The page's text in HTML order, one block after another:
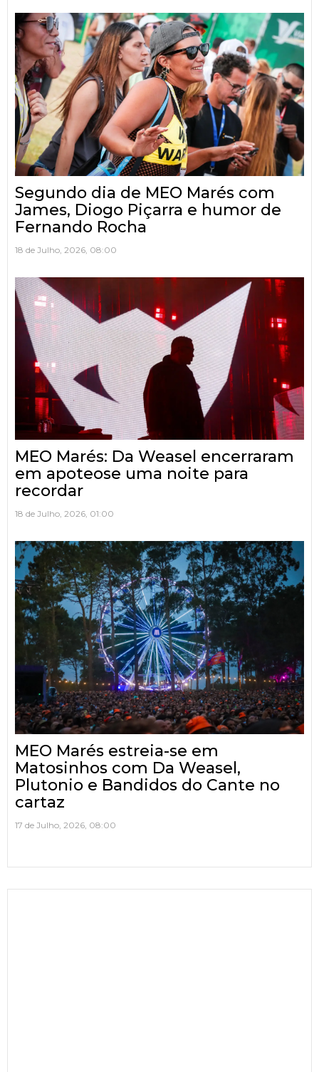
Segundo dia de MEO Marés com
James, Diogo Piçarra e humor de
Fernando Rocha
18 de Julho, 2026, 08:00
MEO Marés: Da Weasel encerraram
em apoteose uma noite para
recordar
18 de Julho, 2026, 01:00
MEO Marés estreia-se em
Matosinhos com Da Weasel,
Plutonio e Bandidos do Cante no
cartaz
17 de Julho, 2026, 08:00